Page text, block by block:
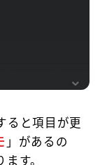
ると項目が更
」があるの
す。